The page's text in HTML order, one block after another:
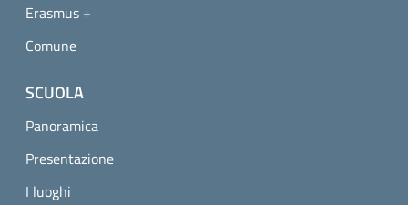
Erasmus +
Comune
SCUOLA
Panoramica
Presentazione
I luoghi